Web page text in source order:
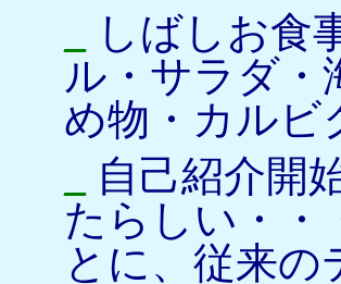
しばしお食
ル・サラダ・
め物・カルビ
自己紹介開
たらしい・・
とに、従来の